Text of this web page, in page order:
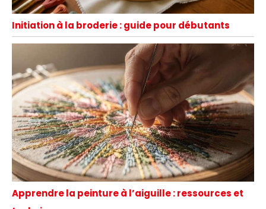
Initiation à la broderie : guide pour débutants
Apprendre la peinture à l’aiguille : ressources et